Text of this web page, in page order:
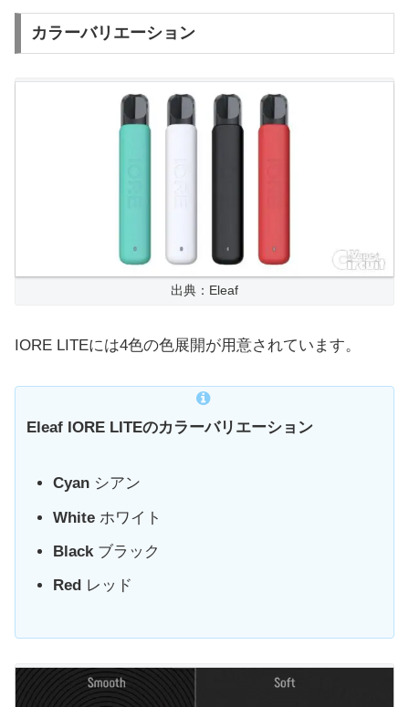
カラーバリエーション
出典：Eleaf
IORE LITEには4色の色展開が用意されています。
Eleaf IORE LITEのカラーバリエーション
Cyan シアン
White ホワイト
Blackブラック
Red レッド